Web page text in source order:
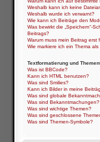
Weshalb kann ich keine
Weshalb wurde ich verwarnt?
Wie kann ich Beiträge den
Was bewirkt die „Speichern“-
Beitrags?
Warum muss mein Beitrag erst
Wie markiere ich ein Thema
Textformatierung und
Was ist BBCode?
Kann ich HTML benutzen?
Was sind Smilies?
Kann ich Bilder in meine
Was sind globale
Was sind Bekanntmachungen?
Was sind wichtige Themen?
Was sind geschlossene
Was sind Themen-Symbole?